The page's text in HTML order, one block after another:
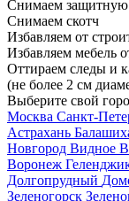
Снимаем защитную
Снимаем скотч
Избавляем от
Избавляем мебель
Оттираем следы и
(не более 2 см
Выберите свой
Москва Санкт-
Астрахань
Новгород Видное
Воронеж
Долгопрудный
Зеленогорск